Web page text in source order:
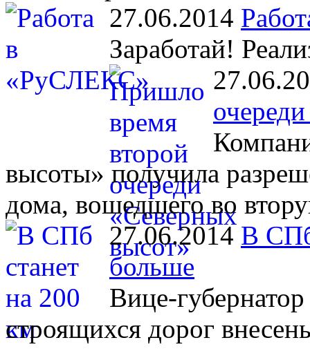
27.06.2014
Заработай!
высоты» получила
дома, вошедшего во
27.06.2014 В
больше
Вице-
строящихся дорог